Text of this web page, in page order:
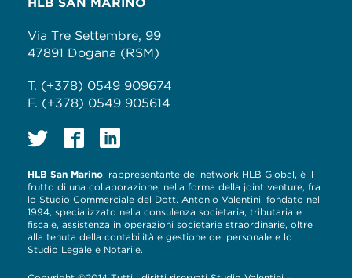
Via Tre Settembre, 99
47891 Dogana (RSM)
T. (+378) 0549 909674
F. (+378) 0549 905614
HLB San Marino, rappresentante del network HLB Global, è il
frutto di una collaborazione, nella forma della joint venture, fra
lo Studio Commerciale del Dott. Antonio Valentini, fondato nel
1994, specializzato nella consulenza societaria, tributaria e
fiscale, assistenza in operazioni societarie straordinarie, oltre
alla tenuta della contabilità e gestione del personale e lo
Studio Legale e Notarile.